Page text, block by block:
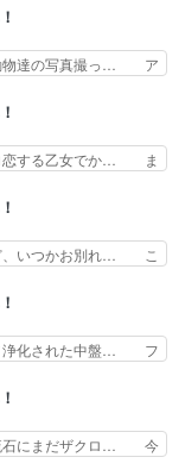
回はカエルのガオガ
４０話の感想です。
布石とこむ… 』第４
の演劇が… ギーツと
番では… 猫屋敷ユキ
とし… ユキ・オンス
こは紅○歌劇団、で
の話がこれ以上深掘
物達の写真撮っ… ア
けではない… 猫屋敷
真を撮る… まゆパパ
撮る説… 動物カレン
じま… みんなのおう
指が勝手にシャッ
ニマルカレンダー撮
恋する乙女でか… ま
みやまゆち… サワガ
動物あた… ユキが素
ドヤっ… 恋バナは女
、だ… 編み物という
… 級友に編み物を教
謎の編み物激推し
、いつかお別れ… こ
中】』特集… ・お鶴
るけれど… プリキュ
白かっ… ペットロス
る相… 43話からザ
… ペットとの別れな
恐竜のガオガオーン
浄化された中盤… フ
すぎる。帰… いろは
よー｣… 36話から見
見… もう敵側の扱い
… トラメだんだんお
石にまだザクロ… 今